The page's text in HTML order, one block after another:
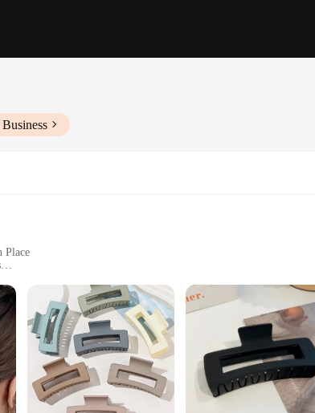
Place
to withstand the rigors of daily use. The classic claw
updo, these clips are up to the task. Their robust
practicality. Their large size allows for easy handling and a